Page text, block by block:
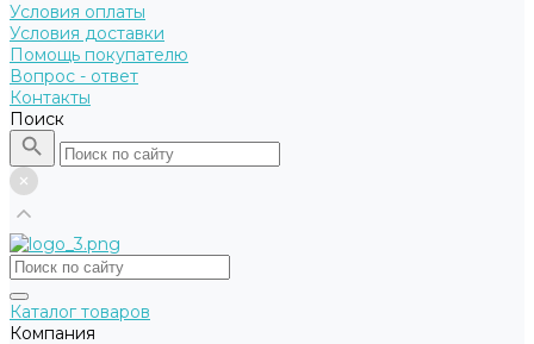
Условия оплаты
Условия доставки
Помощь покупателю
Вопрос - ответ
Контакты
Поиск
Каталог товаров
Компания